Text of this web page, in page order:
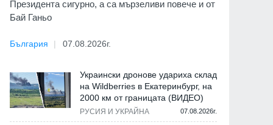
Президента сигурно, а са мързеливи повече и от
Бай Ганьо
България 07.08.2026г.
Украински дронове удариха склад
на Wildberries в Екатеринбург, на
2000 км от границата (ВИДЕО)
РУСИЯ И УКРАЙНА 07.08.2026г.